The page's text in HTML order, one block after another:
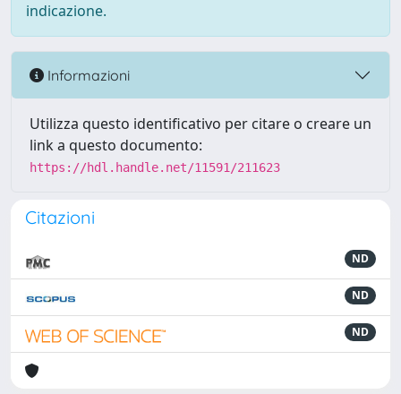
indicazione.
Informazioni
Utilizza questo identificativo per citare o creare un
link a questo documento:
https://hdl.handle.net/11591/211623
Citazioni
ND
ND
ND